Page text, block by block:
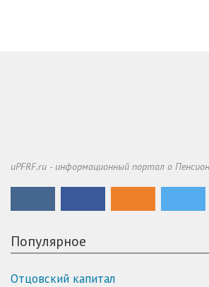
uPFRF.ru - информационный портал о
Популярное
Отцовский капитал